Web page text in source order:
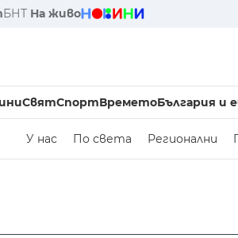
БНТ На живо
СвятСпортВреметоБългария и
У нас По света Регионални